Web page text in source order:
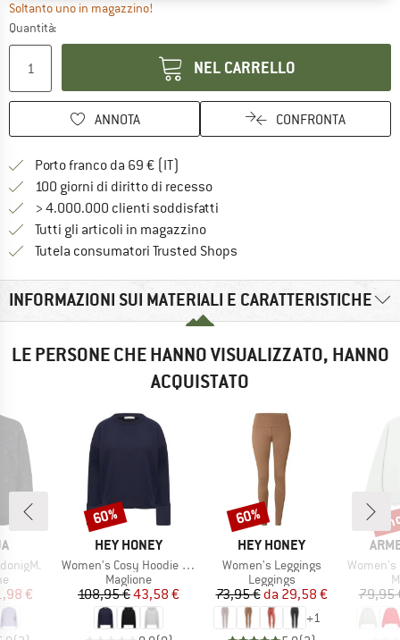
Soltanto uno in magazzino!
Quantità:
NEL CARRELLO
ANNOTA CONFRONTA
Porto franco da 69 € (IT)
100 giorni di diritto di recessoVai alla politica di recesso qui
> 4.000.000 clienti soddisfatti
Tutti gli articoli in magazzino
Tutela consumatori Trusted Shops
INFORMAZIONI SUI MATERIALI E CARATTERISTICHE
LE PERSONE CHE HANNO VISUALIZZATO, HANNO
ACQUISTATO
prodotti
ridotto
€
MARCHIO
HEY HONEY
Articolo
Women's Cosy Hoodie Long Cuffs
Gruppo di prodotti
Maglione
Prezzo
108,95 €Prezzo ridotto
43,58 €
Sconto
60%
MARCHIO
HEY HONEY
Articolo
Women's Leggings
Gruppo di prodotti
Leggings
Prezzo
73,95 € Prezzo ridotto
da 29,58 €
+1
Sconto
60%
Articolo
Women's
79,95